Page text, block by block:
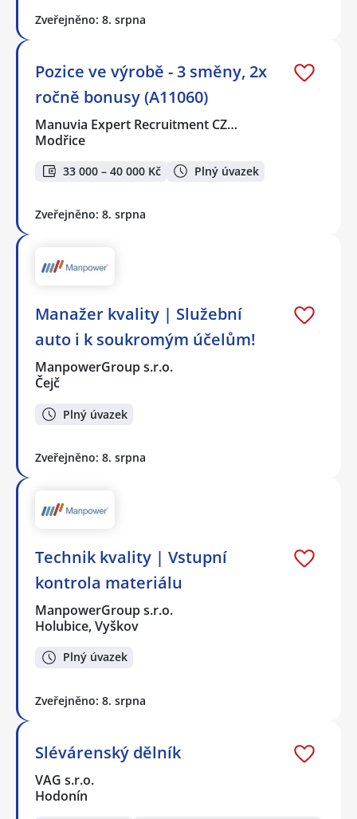
Zveřejněno: 8. srpna
Pozice ve výrobě - 3 směny, 2x
ročně bonusy (A11060)
Manuvia Expert Recruitment CZ…
Modřice
33 000 – 40 000 Kč Plný úvazek
Zveřejněno: 8. srpna
Manažer kvality | Služební
auto i k soukromým účelům!
ManpowerGroup s.r.o.
Čejč
Plný úvazek
Zveřejněno: 8. srpna
Technik kvality | Vstupní
kontrola materiálu
ManpowerGroup s.r.o.
Holubice, Vyškov
Plný úvazek
Zveřejněno: 8. srpna
Slévárenský dělník
VAG s.r.o.
Hodonín